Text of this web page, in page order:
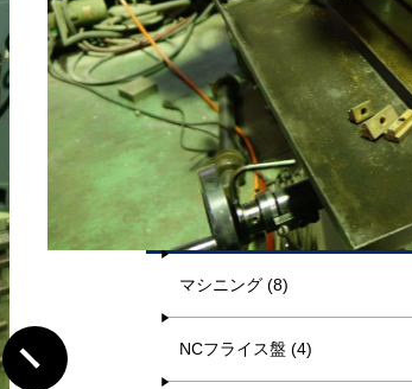
キーワード検索
カテゴリー一覧
マシニング (8)
NCフライス盤 (4)